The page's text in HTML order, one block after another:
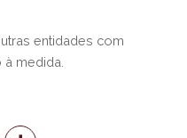
entidades com
medida.